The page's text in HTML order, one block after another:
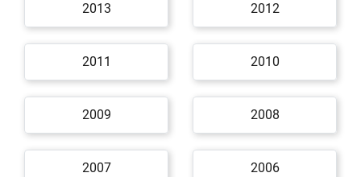
2013 2012
2011 2010
2009 2008
2007 2006